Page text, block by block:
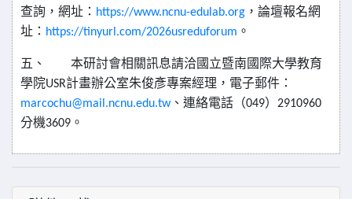
查詢，網址： https://www.ncnu-edulab.org ，論壇報名網
址： https://tinyurl.com/2026usreduforum 。
五、
本研討會相關訊息請洽國立暨南國際大學教育
學院USR計畫辦公室朱俊彥專案經理，電子郵件：
marcochu@mail.ncnu.edu.tw、連絡電話（049） 2910960
分機3609 。